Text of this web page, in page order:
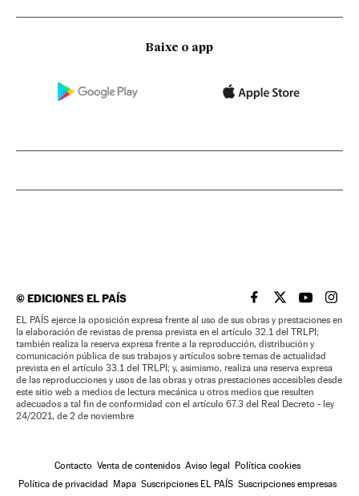
Baixe o app
©EDICIONES EL PAÍS EL PAÍS BRASIL EN
EL PAÍSEL PAÍS
EL
EL PAÍS ejerce la oposición expresa frente al uso de sus obras y prestaciones en
la elaboración de revistas de prensa prevista en el artículo 32.1 del TRLPI;
también realiza la reserva expresa frente a la reproducción, distribución y
comunicación pública de sus trabajos y artículos sobre temas de actualidad
prevista en el artículo 33.1 del TRLPI; y, asimismo, realiza una reserva expresa
de las reproducciones y usos de las obras y otras prestaciones accesibles desde
este sitio web a medios de lectura mecánica u otros medios que resulten
adecuados a tal fin de conformidad con el artículo 67.3 del Real Decreto - ley
24/2021, de 2 de noviembre
Contacto Venta de contenidos Aviso legal
Política cookies
Política de privacidad
Mapa Suscripciones EL PAÍS Suscripciones empresas